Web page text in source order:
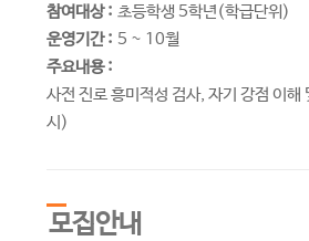
참여대상 : 초등학생 5학년(학급단위)
운영기간 : 5 ~ 10월
주요내용 :
사전 진로 흥미적성 검사, 자기 강점 이
시)
모집안내